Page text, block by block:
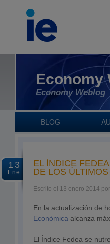
Economy
Economy Weblog
BLOG
13
Ene
EL ÍNDICE
DE LOS
Escrito el 13 enero 2014
En la actualización de
Económica alcanza
El Índice Fedea se